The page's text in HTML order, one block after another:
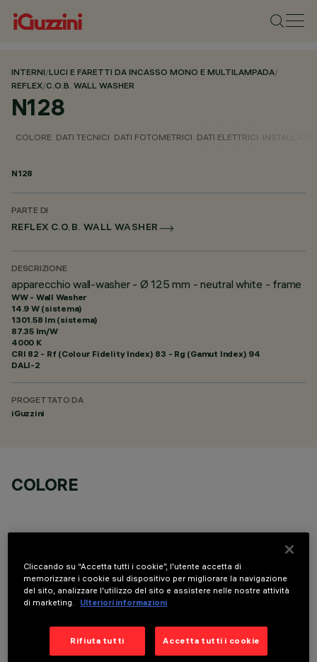
INTERNI/LUCI E FARETTI DA INCASSO MONO E MULTILAMPADA/
REFLEX/C.O.B. WALL WASHER
N128
COLORE DATI TECNICI DATI FOTOMETRICI DATI ELETTRICI
N128
PARTE DI
REFLEX C.O.B. WALL WASHER
DESCRIZIONE
apparecchio wall-washer - Ø 125 mm - neutral white - frame
WW - Wall Washer
14.9 W (sistema)
1301.58 lm (sistema)
87.35 lm/W
4000 K
CRI 82 - Rf (Colour Fidelity Index) 83 - Rg (Gamut Index) 94
DALI-2
PROGETTATO DA
iGuzzini
COLORE
DATI TECNICI
ULTIMO AGGIORNAMENTO: 05/08/2026
Cliccando su “Accetta tutti i cookie”, l'utente accetta di
memorizzare i cookie sul dispositivo per migliorare la navigazione
del sito, analizzare l'utilizzo del sito e assistere nelle nostre attività
di marketing.
Ulteriori informazioni
Rifiuta tutti Accetta tutti i cookie